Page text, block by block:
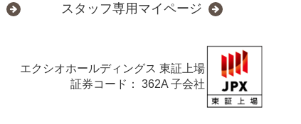
スタッフ専用マイページ
エクシオホールディングス 東証上場
証券コード： 362A 子会社